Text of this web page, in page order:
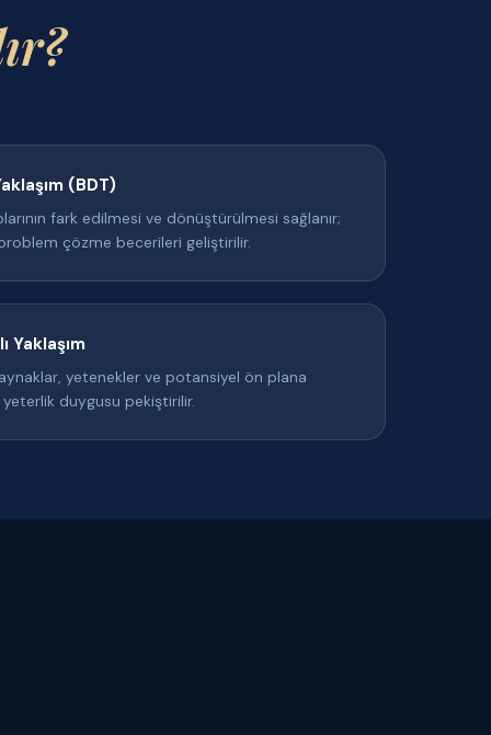
(BDT)
fark edilmesi ve dönüştürülmesi sağlanır;
problem çözme becerileri geliştirilir.
Yaklaşım
yetenekler ve potansiyel ön plana
yeterlik duygusu pekiştirilir.